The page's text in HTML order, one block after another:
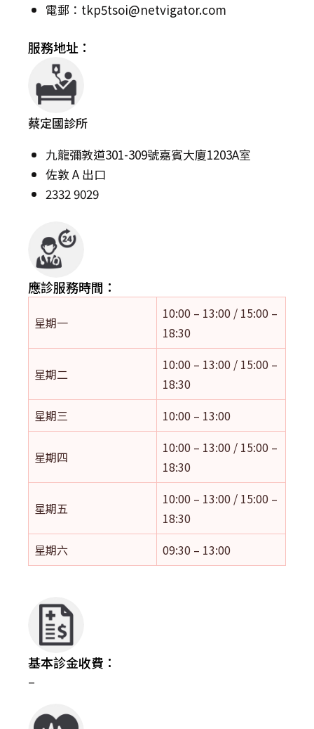
電郵： tkp5tsoi@netvigator.com
服務地址：
蔡定國診所
九龍彌敦道301-309號嘉賓大廈1203A室
佐敦 A 出口
2332 9029
應診服務時間：
星期一
10:00 – 13:00 / 15:00 –
18:30
星期二
10:00 – 13:00 / 15:00 –
18:30
星期三
10:00 – 13:00
星期四
10:00 – 13:00 / 15:00 –
18:30
星期五
10:00 – 13:00 / 15:00 –
18:30
星期六
09:30 – 13:00
基本診金收費：
–